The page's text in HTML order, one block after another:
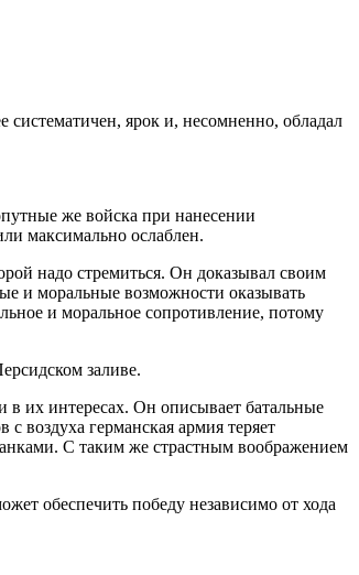
ярок и, несомненно, обладал
же войска при нанесении
максимально ослаблен.
надо стремиться. Он доказывал своим
и моральные возможности оказывать
и моральное сопротивление, потому
заливе.
их интересах. Он описывает батальные
воздуха германская армия теряет
С таким же страстным воображением
обеспечить победу независимо от хода